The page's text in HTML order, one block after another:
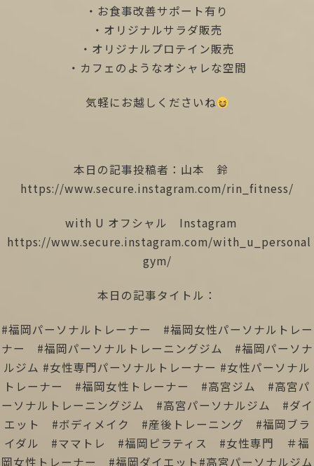
・お食事改善サポート有り
・オリジナルサラダ販売
・オリジナルプロテイン販売
・カフェのようなオシャレな空間
気軽にお越しくださいね
本日の記事投稿者：山本 鈴
https://www.secure.instagram.com/rin_fitness/
with U オフシャル Instagram
https://www.secure.instagram.com/with_u_personal
gym/
本日の記事タイトル：
#福岡パーソナルトレーナー #福岡女性パーソナルトレー
ナー #福岡パーソナルトレーニングジム #福岡パーソナ
ルジム #女性専門パーソナルトレーナー #女性パーソナル
トレーナー #福岡女性トレーナー #高宮ジム #高宮パ
ーソナルトレーニングジム #高宮パーソナルジム #ダイ
エット #ボディメイク #産後トレーニング #福岡ブラ
イダル #ママトレ #福岡ピラティス #女性専門 ＃福
岡女性トレーナー #福岡ダイエット#高宮パーソナルジム